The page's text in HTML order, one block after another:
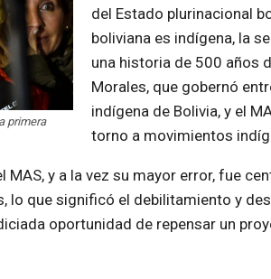
primera
del Estado plurinacional
boliviana es indígena, la
una historia de 500 años
Morales, que gobernó
indígena de Bolivia, y el
torno a movimientos
MAS, y a la vez su mayor error, fue
lo que significó el debilitamiento y
oportunidad de repensar un